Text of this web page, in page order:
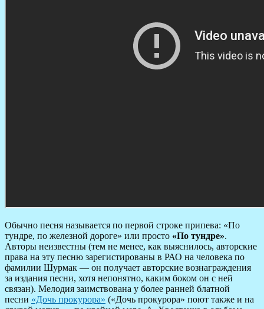
Обычно песня называется по первой строке припева: «По
тундре, по железной дороге» или просто «По тундре».
Авторы неизвестны (тем не менее, как выяснилось, авторские
права на эту песню зарегистированы в РАО на человека по
фамилии Шурмак — он получает авторские вознаграждения
за издания песни, хотя непонятно, каким боком он с ней
связан). Мелодия заимствована у более ранней блатной
песни «Дочь прокурора» («Дочь прокурора» поют также и на